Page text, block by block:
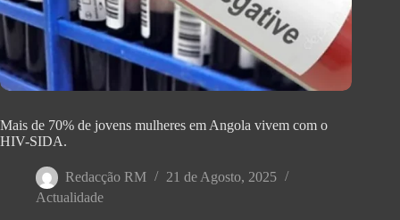
Mais de 70% de jovens mulheres em Angola vivem com o
HIV-SIDA.
Redacção RM
21 de Agosto, 2025
Actualidade